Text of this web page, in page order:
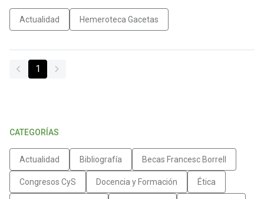
Actualidad Hemeroteca Gacetas
1
CATEGORÍAS
Actualidad Bibliografía Becas Francesc Borrell
Congresos CyS Docencia y Formación Ética